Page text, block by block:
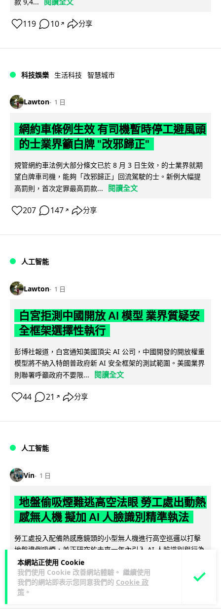
本網站正使用 Cookie
我們使用 Cookie 改善網站體驗。 繼續使用
我們的網站即表示您同意我們的 Cookie 政
策 。
119 10 ↗ 分享
科技娛樂 生活科技 智慧城市
Lawton 1 日
網約車條例生效 有司機暫時停工避風頭
的士業界籲白牌 "改邪歸正"
規管網約車法例大部分條文已於 8 月 3 日生效，的士業界就期
望白牌車司機，能夠「改邪歸正」回流駕駛的士。新例大幅提
高罰則，首次定罪最高罰款...
閱讀全文
207 147 ↗ 分享
人工智能
Lawton 1 日
白宮拒測中國開放 AI 模型 業界質疑安
全框架選擇性執行
彭博社報道，白宮通知美國頂尖 AI 公司，中國開發的開放權重
模型將不納入特朗普政府新 AI 安全框架的測試範圍。美國業界
則聯署呼籲政府不要限...
閱讀全文
44 21 ↗ 分享
人工智能
Vin 1 日
地盤偷吸煙難逃高空法眼 勞工處出動熱
感無人機 擬加 AI 人臉識別精準執法
勞工處投入配備熱感應鏡頭的小型無人機進行高空巡邏以打擊
地盤違例吸煙，並正研究於未來一年內引入 AI 人臉識別與行為
分析功能，結合三大技術進一...
248 60 ↗ 分享